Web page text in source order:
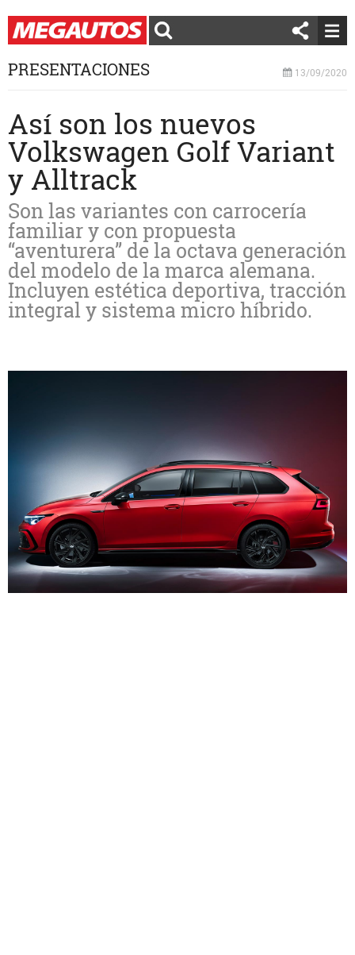
PRESENTACIONES 13/09/2020
Así son los nuevos
Volkswagen Golf Variant
y Alltrack
Son las variantes con carrocería
familiar y con propuesta
“aventurera” de la octava generación
del modelo de la marca alemana.
Incluyen estética deportiva, tracción
integral y sistema micro híbrido.